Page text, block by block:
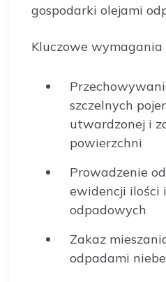
gospodarki olejami
Kluczowe
szczelnych
utwardzonej i
powierzchni
Prowadzenie
ewidencji ilości
odpadowych
Zakaz
odpadami